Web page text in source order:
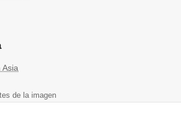
Asia
de la imagen